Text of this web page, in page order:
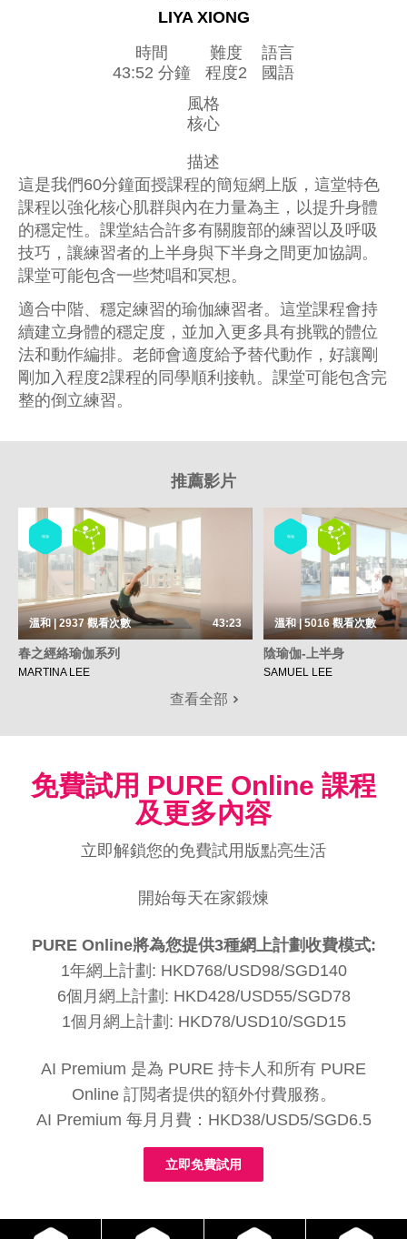
LIYA XIONG
時間
43:52 分鐘
難度
程度2
語言
國語
風格
核心
描述
這是我們60分鐘面授課程的簡短網上版，這堂特色
課程以強化核心肌群與內在力量為主，以提升身體
的穩定性。課堂結合許多有關腹部的練習以及呼吸
技巧，讓練習者的上半身與下半身之間更加協調。
課堂可能包含一些梵唱和冥想。
適合中階、穩定練習的瑜伽練習者。這堂課程會持
續建立身體的穩定度，並加入更多具有挑戰的體位
法和動作編排。老師會適度給予替代動作，好讓剛
剛加入程度2課程的同學順利接軌。課堂可能包含完
整的倒立練習。
推薦影片
瑜伽
溫和 | 2937 觀看次數 43:23
春之經絡瑜伽系列
MARTINA LEE
瑜伽
溫和 | 5016觀看次數
陰瑜伽-上半身
SAMUEL LEE
查看全部
免費試用 PURE Online 課程
及更多內容
立即解鎖您的免費試用版點亮生活
開始每天在家鍛煉
PURE Online將為您提供3種網上計劃收費模式:
1年網上計劃: HKD768/USD98/SGD140
6個月網上計劃: HKD428/USD55/SGD78
1個月網上計劃: HKD78/USD10/SGD15
AI Premium 是為 PURE 持卡人和所有 PURE
Online 訂閲者提供的額外付費服務。
AI Premium 每月月費：HKD38/USD5/SGD6.5
立即免費試用